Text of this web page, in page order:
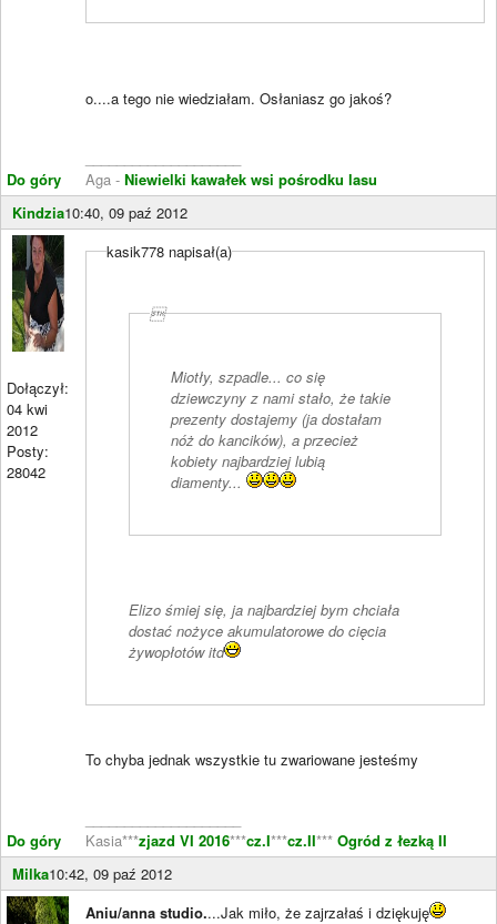
Do góry
o....a tego nie wiedziałam. Osłaniasz go jakoś?
Aga - Niewielki kawałek wsi pośrodku lasu
Kindzia10:40, 09 paź 2012
Dołączył:
04 kwi
2012
Posty:
28042
Do góry
kasik778 napisał(a)

Miotły, szpadle... co się
dziewczyny z nami stało, że takie
prezenty dostajemy (ja dostałam
nóż do kancików), a przecież
kobiety najbardziej lubią
diamenty...
Elizo śmiej się, ja najbardziej bym chciała
dostać nożyce akumulatorowe do cięcia
żywopłotów itd
To chyba jednak wszystkie tu zwariowane jesteśmy
Kasia***zjazd VI 2016***cz.I***cz.II*** Ogród z łezką II
Milka10:42, 09 paź 2012
Aniu/anna studio....Jak miło, że zajrzałaś i dziękuję